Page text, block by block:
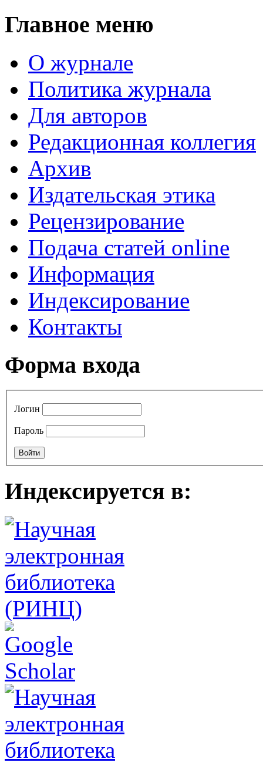
Главное меню
О журнале
Политика журнала
Для авторов
Редакционная коллегия
Архив
Издательская этика
Рецензирование
Подача статей online
Информация
Индексирование
Контакты
Форма входа
Логин
Пароль
Индексируется в: